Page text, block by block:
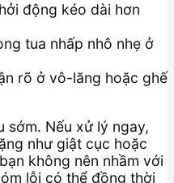
động kéo dài hơn
tua nhấp nhô nhẹ ở
rõ ở vô-lăng hoặc ghế
sớm. Nếu xử lý ngay,
như giật cục hoặc
không nên nhầm với
lỗi có thể đồng thời